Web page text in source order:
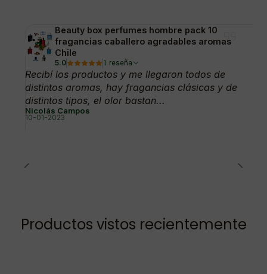
Beauty box perfumes hombre pack 10
fragancias caballero agradables aromas
Chile
5.0 1 reseña
Recibí los productos y me llegaron todos de
distintos aromas, hay fragancias clásicas y de
distintos tipos, el olor bastan...
Nicolás Campos
10-01-2023
Productos vistos recientemente